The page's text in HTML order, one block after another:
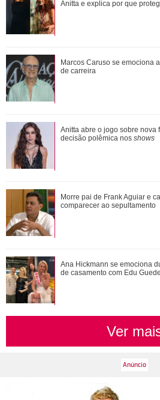
decisão polêmica nos shows
Rafael Cardoso agradece
e desabafa: Escolho seguir
Zé Felipe manda recado para
pede segredo: - Dá problema
Apaixonados! Pocah e
trocam beijos na praia
Produtor de Madonna,
idade
Anitta e explica por que
Marcos Caruso se emociona
de carreira
Anitta abre o jogo sobre nova
decisão polêmica nos shows
Morre pai de Frank Aguiar e
comparecer ao sepultamento
Ana Hickmann se emociona
de casamento com Edu
Ver